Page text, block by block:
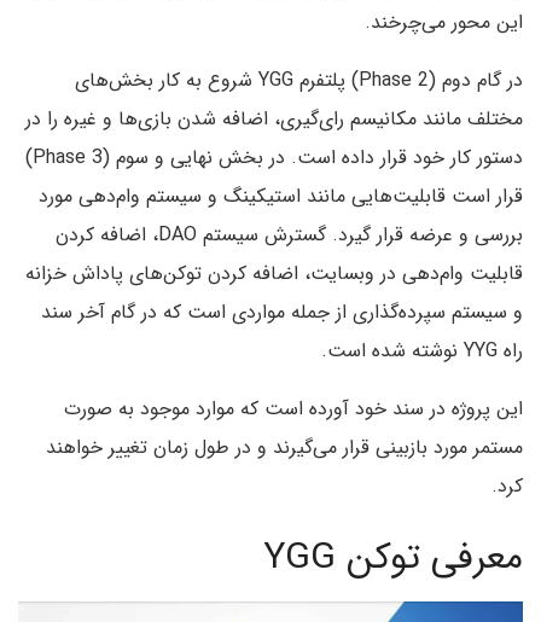
این محور می‌چرخند.
در گام دوم (Phase 2) پلتفرم YGG شروع به کار بخش‌های
مختلف مانند مکانیسم رای‌گیری، اضافه شدن بازی‌ها و غیره را در
دستور کار خود قرار داده است. در بخش نهایی و سوم (Phase 3)
قرار است قابلیت‌هایی مانند استیکینگ و سیستم وام‌دهی مورد
بررسی و عرضه قرار گیرد. گسترش سیستم DAO، اضافه کردن
قابلیت وام‌دهی در وبسایت، اضافه کردن توکن‌های پاداش خزانه
و سیستم سپرده‌گذاری از جمله مواردی است که در گام آخر سند
راه YYG نوشته شده است.
این پروژه در سند خود آورده است که موارد موجود به صورت
مستمر مورد بازبینی قرار می‌گیرند و در طول زمان تغییر خواهند
کرد.
معرفی توکن YGG